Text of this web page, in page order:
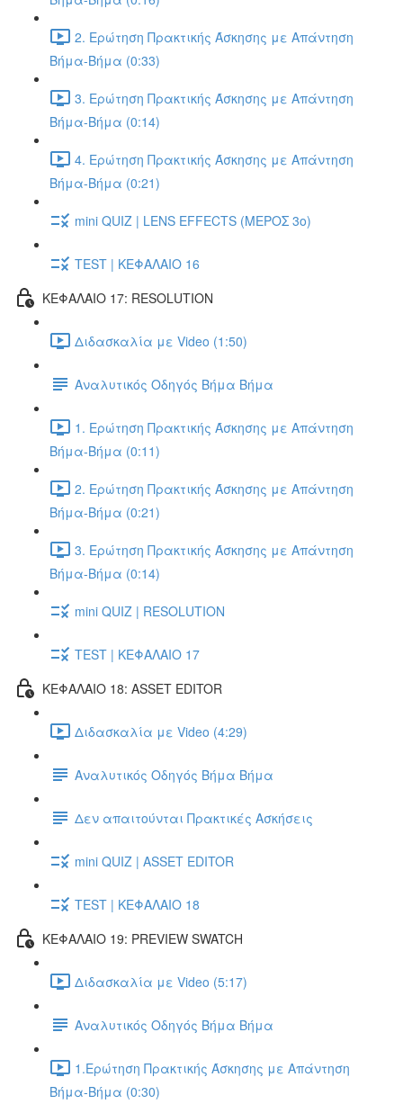
2. Ερώτηση Πρακτικής Άσκησης με Απάντηση
Βήμα-Βήμα (0:33)
3. Ερώτηση Πρακτικής Άσκησης με Απάντηση
Βήμα-Βήμα (0:14)
4. Ερώτηση Πρακτικής Άσκησης με Απάντηση
Βήμα-Βήμα (0:21)
mini QUIZ | LENS EFFECTS (ΜΕΡΟΣ 3o)
TEST | ΚΕΦΑΛΑΙΟ 16
ΚΕΦΑΛΑΙΟ 17: RESOLUTION
Διδασκαλία με Video (1:50)
Αναλυτικός Οδηγός Βήμα Βήμα
1. Ερώτηση Πρακτικής Άσκησης με Απάντηση
Βήμα-Βήμα (0:11)
2. Ερώτηση Πρακτικής Άσκησης με Απάντηση
Βήμα-Βήμα (0:21)
3. Ερώτηση Πρακτικής Άσκησης με Απάντηση
Βήμα-Βήμα (0:14)
mini QUIZ | RESOLUTION
TEST | ΚΕΦΑΛΑΙΟ 17
ΚΕΦΑΛΑΙΟ 18: ASSET EDITOR
Διδασκαλία με Video (4:29)
Αναλυτικός Οδηγός Βήμα Βήμα
Δεν απαιτούνται Πρακτικές Ασκήσεις
mini QUIZ | ASSET EDITOR
TEST | ΚΕΦΑΛΑΙΟ 18
ΚΕΦΑΛΑΙΟ 19: PREVIEW SWATCH
Διδασκαλία με Video (5:17)
Αναλυτικός Οδηγός Βήμα Βήμα
1.Ερώτηση Πρακτικής Άσκησης με Απάντηση
Βήμα-Βήμα (0:30)